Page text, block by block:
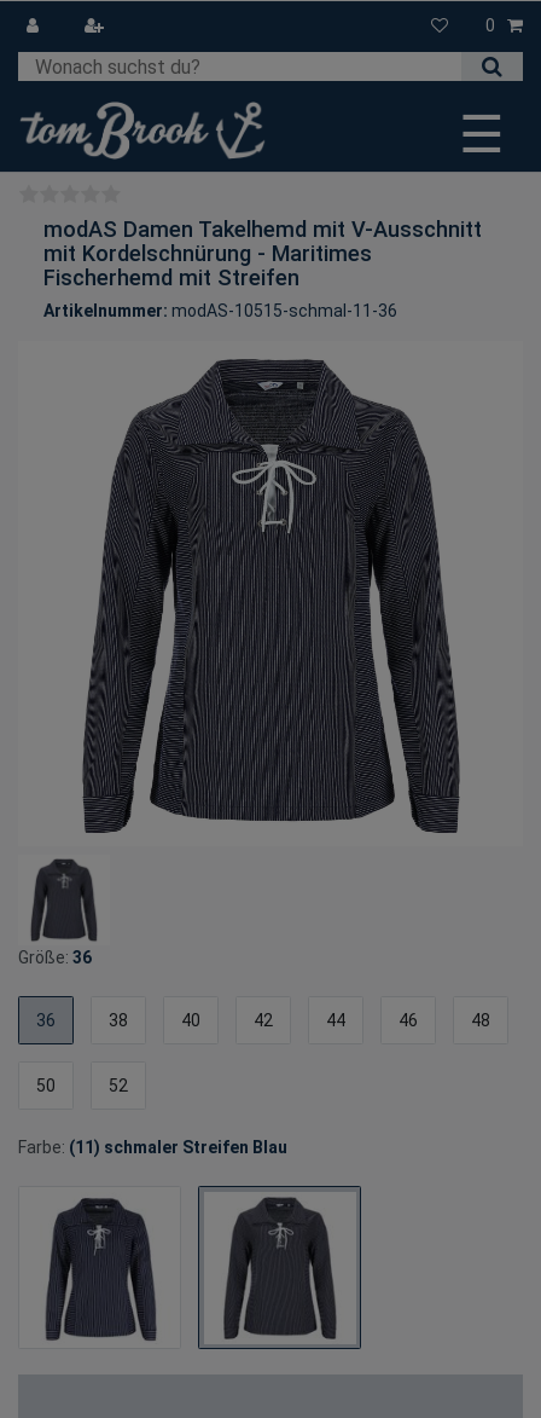
0
☰
modAS Damen Takelhemd mit V-Ausschnitt
mit Kordelschnürung - Maritimes
Fischerhemd mit Streifen
Artikelnummer: modAS-10515-schmal-11-36
Größe: 36
36 38 40 42 44 46 48
50 52
Farbe: (11) schmaler Streifen Blau